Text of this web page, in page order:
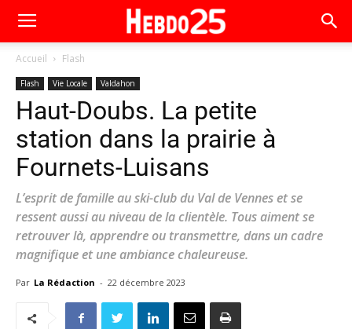
Accueil Flash
Flash Vie Locale Valdahon
Haut-Doubs. La petite
station dans la prairie à
Fournets-Luisans
L’esprit de famille au ski-club du Val de Vennes et se
ressent aussi au niveau de la clientèle. Tous aiment se
retrouver là, apprendre ou transmettre, dans un cadre
magnifique et une ambiance chaleureuse.
Par La Rédaction - 22 décembre 2023